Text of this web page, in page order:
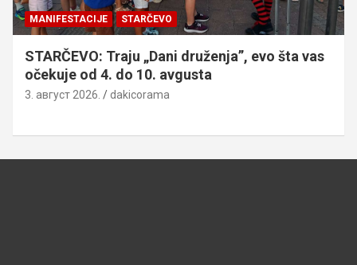
MANIFESTACIJE STARČEVO
STARČEVO: Traju „Dani druženja”, evo šta vas
očekuje od 4. do 10. avgusta
3. август 2026. dakicorama